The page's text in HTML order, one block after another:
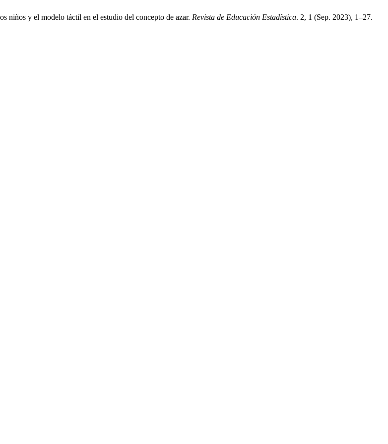
niños y el modelo táctil en el estudio del concepto de azar. Revista de Educación Estadística. 2, 1 (Sep. 2023), 1–27.